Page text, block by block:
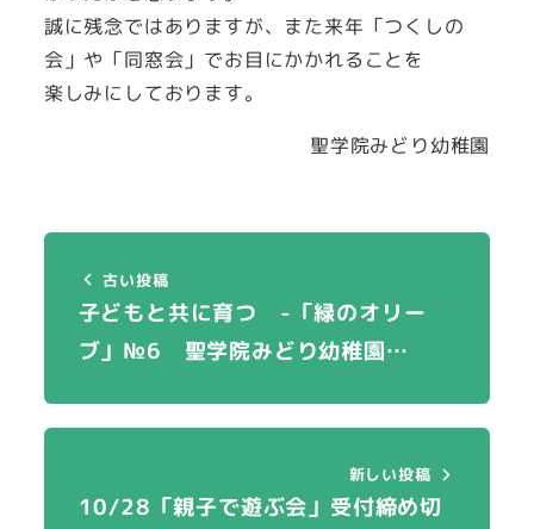
誠に残念ではありますが、また来年「つくしの
会」や「同窓会」でお目にかかれることを
楽しみにしております。
聖学院みどり幼稚園
古い投稿
子どもと共に育つ -「緑のオリー
ブ」№6 聖学院みどり幼稚園…
新しい投稿
10/28「親子で遊ぶ会」受付締め切